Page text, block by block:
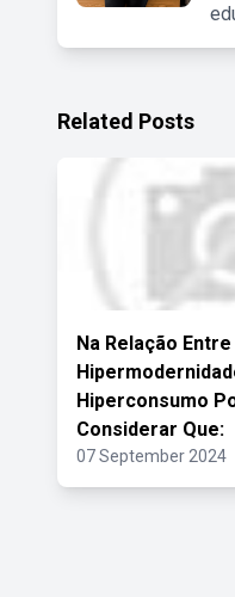
Related Posts
Na Relação Entre
Hiperconsumo
Considerar Que:
07 September 2024